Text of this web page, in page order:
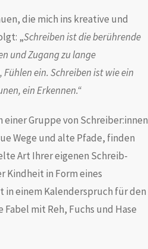
die mich ins kreative und
„Schreiben ist die berührende
und Zugang zu lange
ein. Schreiben ist wie ein
ein Erkennen.“
Gruppe von Schreiber:innen
Wege und alte Pfade, finden
Art Ihrer eigenen Schreib-
Kindheit in Form eines
in einem Kalenderspruch für den
mit Reh, Fuchs und Hase